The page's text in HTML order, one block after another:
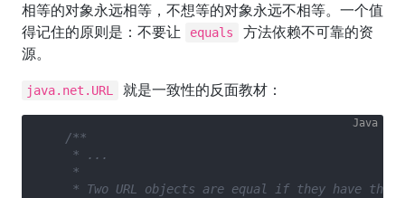
相等的对象永远相等，不想等的对象永远不相等。一个值
得记住的原则是：不要让
equals
方法依赖不可靠的资
源。
java.net.URL 就是一致性的反面教材：
/**
     * ...
     *
* Two URL objects are equal if they have the